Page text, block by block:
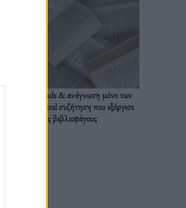
BookTok trends & ανάγνωση μόνο των
διαλόγων: Η viral συζήτηση που εξόργισε
τους βιβλιοφάγους